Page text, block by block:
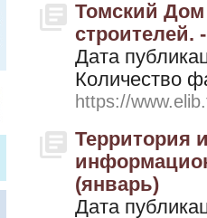
Томский
строителей.
Дата
Количество
https://
Территория
(январь)
Дата